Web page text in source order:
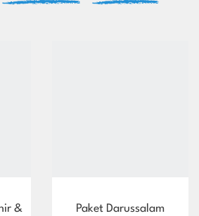
&
Paket Darussalam